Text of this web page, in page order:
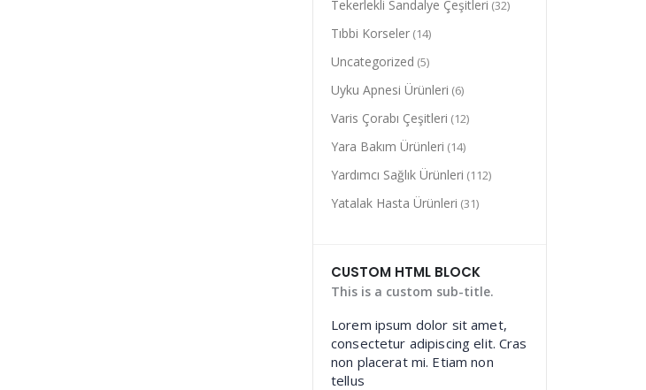
Tekerlekli Sandalye Çeşitleri (32)
Tıbbi Korseler (14)
Uncategorized (5)
Uyku Apnesi Ürünleri (6)
Varis Çorabı Çeşitleri (12)
Yara Bakım Ürünleri (14)
Yardımcı Sağlık Ürünleri (112)
Yatalak Hasta Ürünleri (31)
CUSTOM HTML BLOCK
This is a custom sub-title.
Lorem ipsum dolor sit amet,
consectetur adipiscing elit. Cras
non placerat mi. Etiam non
tellus